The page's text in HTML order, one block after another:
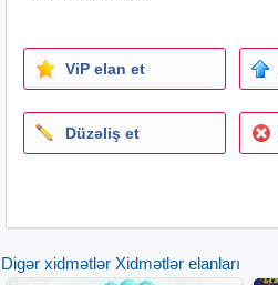
ViP elan et
Düzəliş et
Digər xidmətlər Xidmətlər elanları